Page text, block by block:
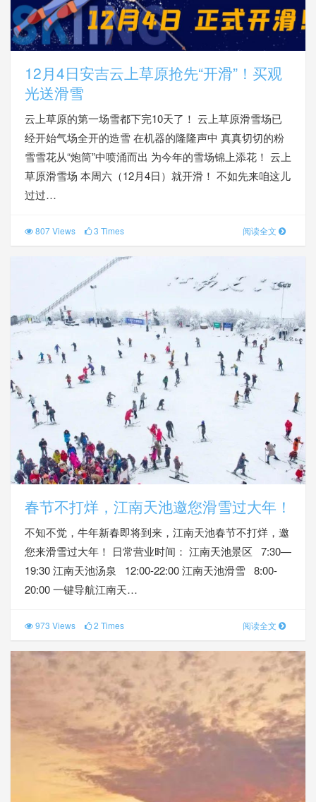
12月4日安吉云上草原抢先“开滑”！买观
光送滑雪
云上草原的第一场雪都下完10天了！ 云上草原滑雪场已
经开始气场全开的造雪 在机器的隆隆声中 真真切切的粉
雪雪花从“炮筒”中喷涌而出 为今年的雪场锦上添花！ 云上
草原滑雪场 本周六（12月4日）就开滑！ 不如先来咱这儿
过过…
807 Views 3 Times 阅读全文
春节不打烊，江南天池邀您滑雪过大年！
不知不觉，牛年新春即将到来，江南天池春节不打烊，邀
您来滑雪过大年！ 日常营业时间： 江南天池景区 7:30—
19:30 江南天池汤泉 12:00-22:00 江南天池滑雪 8:00-
20:00 一键导航江南天…
973 Views 2 Times 阅读全文